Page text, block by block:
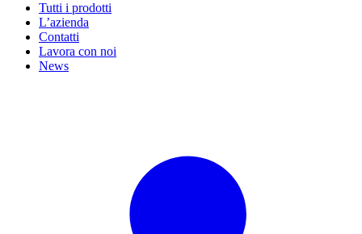
Tutti i prodotti
L’azienda
Contatti
Lavora con noi
News